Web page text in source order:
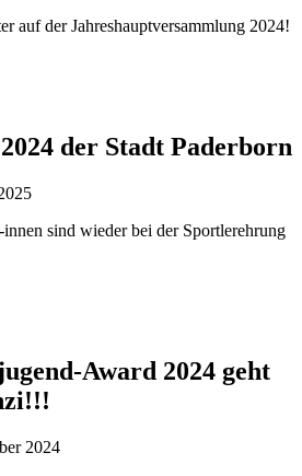
auf der Jahreshauptversammlung 2024!
der Stadt Paderborn
sind wieder bei der Sportlerehrung
Award 2024 geht
2024